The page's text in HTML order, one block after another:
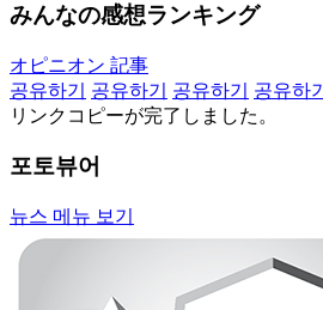
みんなの感想ランキング
オピニオン 記事
공유하기
공유하기 공유하기 공유하기
リンクコピーが完了しました。
포토뷰어
뉴스 메뉴 보기